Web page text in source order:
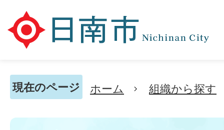
現在のページ ホーム 組織から探す